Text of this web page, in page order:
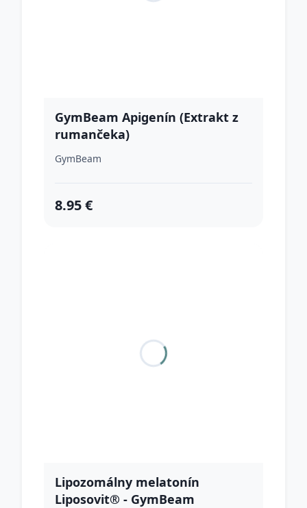
GymBeam Apigenín (Extrakt z
rumančeka)
GymBeam
8.95 €
Lipozomálny melatonín
Liposovit® - GymBeam